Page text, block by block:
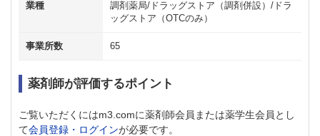
業種
調剤薬局/ドラッグストア（調剤併設）/ドラ
ッグストア（OTCのみ）
事業所数 65
薬剤師が評価するポイント
ご覧いただくにはm3.comに薬剤師会員または薬学生会員とし
て会員登録・ログインが必要です。